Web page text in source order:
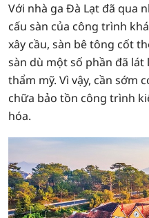
Với nhà ga Đà Lạt đã qua
cấu sàn của công trình
xây cầu, sàn bê tông cốt
sàn dù một số phần đã
thẩm mỹ. Vì vậy, cần sớm
chữa bảo tồn công trình
hóa.